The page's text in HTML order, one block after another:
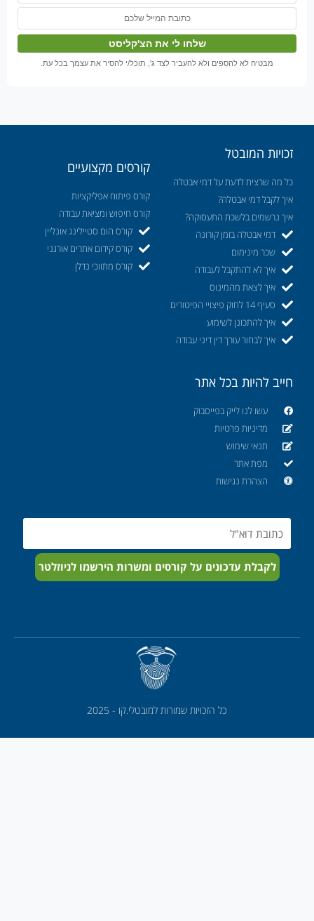
מבטיח לא להספים ולא להעביר לצד ג', תוכל/י להסיר את עצמך בכל עת.
זכויות המובטל
כל מה שרצית לדעת על דמי אבטלה
איך לקבל דמי אבטלה?
איך נרשמים בלשכת התעסוקה?
דמי אבטלה בזמן קורונה
שכר מינימום
איך לא להתקבל לעבודה
איך לצאת מהמינוס
סעיף 14 לחוק פיצויי הפיטורים
איך להתכונן לשימוע
איך לבחור עורך דין דיני עבודה
קורסים מקצועיים
קורס פיתוח אפליקציות
קורס חיפוש ומציאת עבודה
קורס הום סטיילינג אונליין
קורס קידום אתרים אורגני
קורס מתווכי נדלן
חייב להיות בכל אתר
עשו לנו לייק בפייסבוק
מדיניות פרטיות
תנאי שימוש
מפת אתר
הצהרת נגישות
Email
לקבלת עדכונים על קורסים ומשרות הירשמו לניוזלטר
כל הזכויות שמורות למובטלי.קו - 2025